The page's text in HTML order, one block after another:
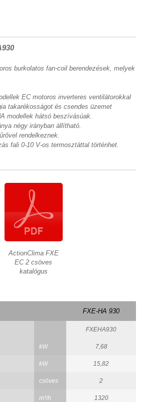
burkolatos fan-coil berendezések, melyek
EC motoros inverteres ventilátorokkal
takarékosságot és csendes üzemet
modellek hátsó beszívásúak.
négy irányban állítható.
rendelkeznek.
fali 0-10 V-os termosztáttal történhet.
ActionClima FXE
EC 2 csöves
katalógus
FXE-HA 930
FXEHA930
kW 7,68
kW 15,82
csöves 2
m³/h 1320